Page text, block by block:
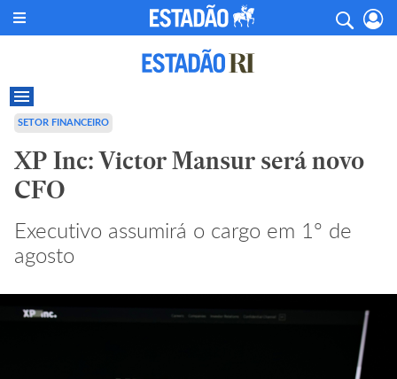
SETOR FINANCEIRO
XP Inc: Victor Mansur será novo
CFO
Executivo assumirá o cargo em 1º de
agosto